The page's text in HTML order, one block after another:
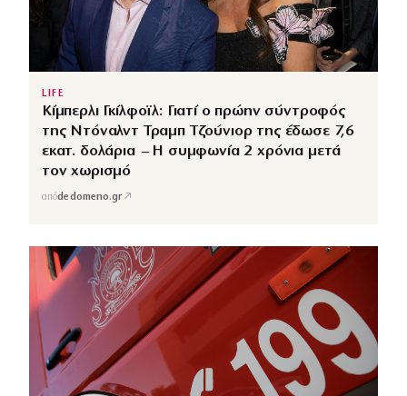
LIFE
Κίμπερλι Γκίλφοϊλ: Γιατί ο πρώην σύντροφός
της Ντόναλντ Τραμπ Τζούνιορ της έδωσε 7,6
εκατ. δολάρια – Η συμφωνία 2 χρόνια μετά
τον χωρισμό
απόdedomeno.gr ↗